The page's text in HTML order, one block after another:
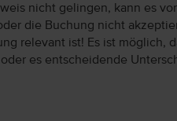
nicht gelingen, kann es
die Buchung nicht
relevant ist! Es ist möglich,
es entscheidende